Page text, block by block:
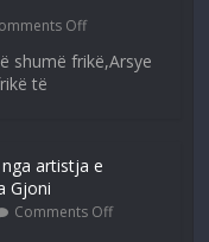
Off
shumë frikë,Arsye
të
artistja e
Gjoni
Comments Off